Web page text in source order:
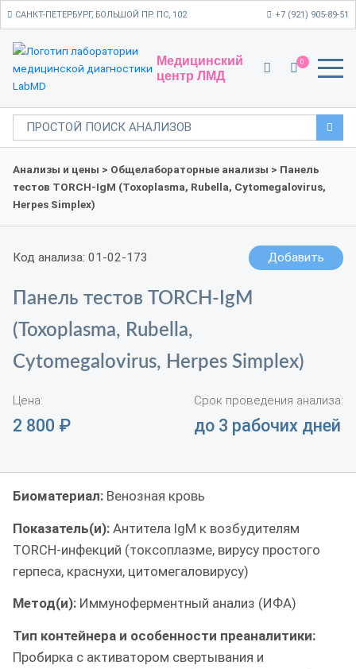
САНКТ-ПЕТЕРБУРГ, БОЛЬШОЙ ПР. ПС, 102 +7 (921) 905-89-51
Медицинский
центр ЛМД
0
Анализы и цены > Общелабораторные анализы > Панель
тестов TORCH-IgM (Toxoplasma, Rubella, Cytomegalovirus,
Herpes Simplex)
Код анализа: 01-02-173 Добавить
Панель тестов TORCH-IgM
(Toxoplasma, Rubella,
Cytomegalovirus, Herpes Simplex)
Цена:
2 800 ₽
Срок проведения анализа:
до 3 рабочих дней
Биоматериал: Венозная кровь
Показатель(и): Антитела IgM к возбудителям
TORCH-инфекций (токсоплазме, вирусу простого
герпеса, краснухи, цитомегаловирусу)
Метод(и): Иммуноферментный анализ (ИФА)
Тип контейнера и особенности преаналитики:
Пробирка с активатором свертывания и